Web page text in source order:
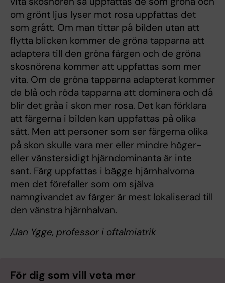
om grönt ljus lyser mot rosa uppfattas det
som grått. Om man tittar på bilden utan att
flytta blicken kommer de gröna tapparna att
adaptera till den gröna färgen och de gröna
skosnörena kommer att uppfattas som mer
vita. Om de gröna tapparna adapterat kommer
de blå och röda tapparna att dominera och då
blir det gråa i skon mer rosa. Det kan förklara
att färgerna i bilden kan uppfattas på olika
sätt. Men att personer som ser färgerna olika
på skon skulle vara mer eller mindre höger-
eller vänstersidigt hjärndominanta är inte
sant. Färg uppfattas i bägge hjärnhalvorna
men det förefaller som om själva
namngivandet av färger är mest lokaliserad till
den vänstra hjärnhalvan.
/Jan Ygge, professor i oftalmiatrik
För dig som vill veta mer